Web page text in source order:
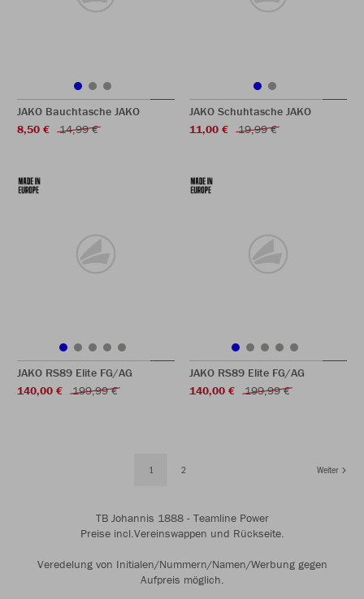
JAKO Bauchtasche JAKO
8,50 €
14,99 €
JAKO Schuhtasche JAKO
11,00 €
19,99 €
JAKO RS89 Elite FG/AG
140,00 €
199,99 €
JAKO RS89 Elite FG/AG
140,00 €
199,99 €
1 2 Weiter
TB Johannis 1888 - Teamline Power
Preise incl.Vereinswappen und Rückseite.
Veredelung von Initialen/Nummern/Namen/Werbung gegen
Aufpreis möglich.